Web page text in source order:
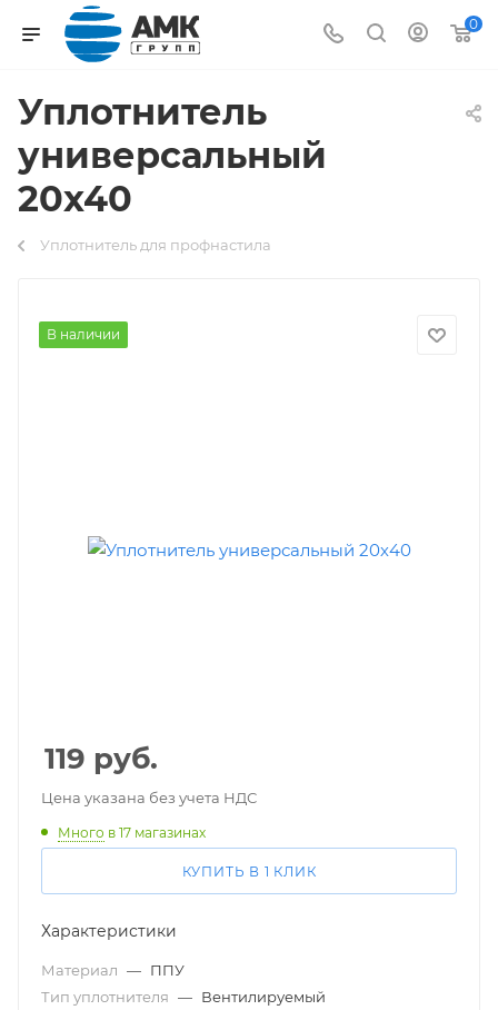
0
Уплотнитель
универсальный
20х40
Уплотнитель для профнастила
В наличии
119 руб.
Цена указана без учета НДС
Много в 17 магазинах
КУПИТЬ В 1 КЛИК
Характеристики
Материал — ППУ
Тип уплотнителя — Вентилируемый